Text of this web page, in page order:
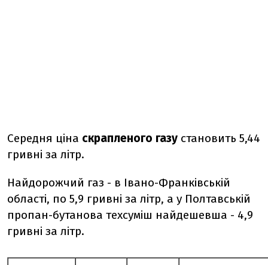
Середня ціна скрапленого газу становить 5,44
гривні за літр.
Найдорожчий газ - в Івано-Франківській
області, по 5,9 гривні за літр, а у Полтавській
пропан-бутанова техсуміш найдешевша - 4,9
гривні за літр.